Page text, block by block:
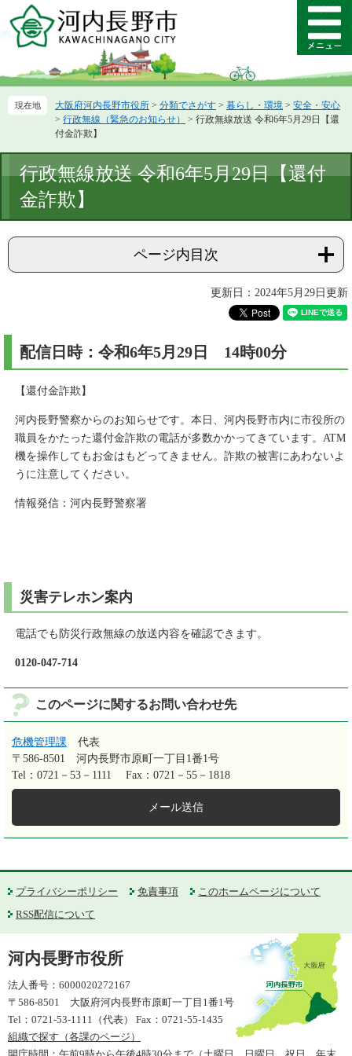
ー
先
ニ
を
本
文
メ
ニ
ー
大阪府河内長野市役所 > 分類でさがす > 暮らし・環境 > 安全・安心
> 行政無線（緊急のお知らせ） > 行政無線放送 令和6年5月29日【還
付金詐欺】
文
行政無線放送 令和6年5月29日【還付
金詐欺】
ページ内目次
更新日：2024年5月29日更新
配信日時：令和6年5月29日 14時00分
【還付金詐欺】
河内長野警察からのお知らせです。本日、河内長野市内に市役所の
職員をかたった還付金詐欺の電話が多数かかってきています。ATM
機を操作してもお金はもどってきません。詐欺の被害にあわないよ
うに注意してください。
情報発信：河内長野警察署
災害テレホン案内
電話でも防災行政無線の放送内容を確認できます。
0120-047-714
このページに関するお問い合わせ先
危機管理課
代表
〒586-8501
河内長野市原町一丁目1番1号
Tel：0721－53－1111
Fax：0721－55－1818
メール送信
プライバシーポリシー 免責事項
このホームページについて
RSS配信について
河内長野市役所
法人番号：6000020272167
〒586-8501 大阪府河内長野市原町一丁目1番1号
Tel：0721-53-1111（代表） Fax：0721-55-1435
組織で探す（各課のページ）